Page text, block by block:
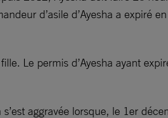
d’asile d’Ayesha a expiré
Le permis d’Ayesha ayant
aggravée lorsque, le 1er